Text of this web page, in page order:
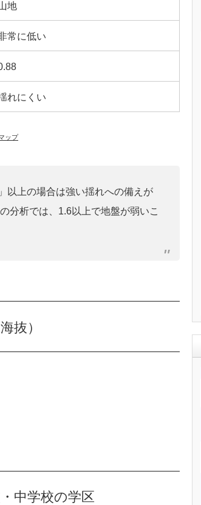
地
常に低い
れにくい
ップ
以上の場合は強い揺れへの備えが
分析では、1.6以上で地盤が弱いこ
抜）
中学校の学区